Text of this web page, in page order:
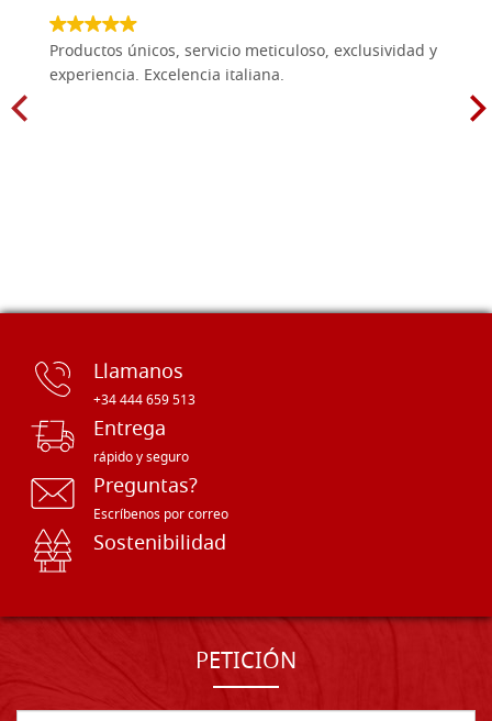
Productos únicos, servicio meticuloso, exclusividad y
experiencia. Excelencia italiana.
Llamanos
+34 444 659 513
Entrega
rápido y seguro
Preguntas?
Escríbenos por correo
Sostenibilidad
PETICIÓN